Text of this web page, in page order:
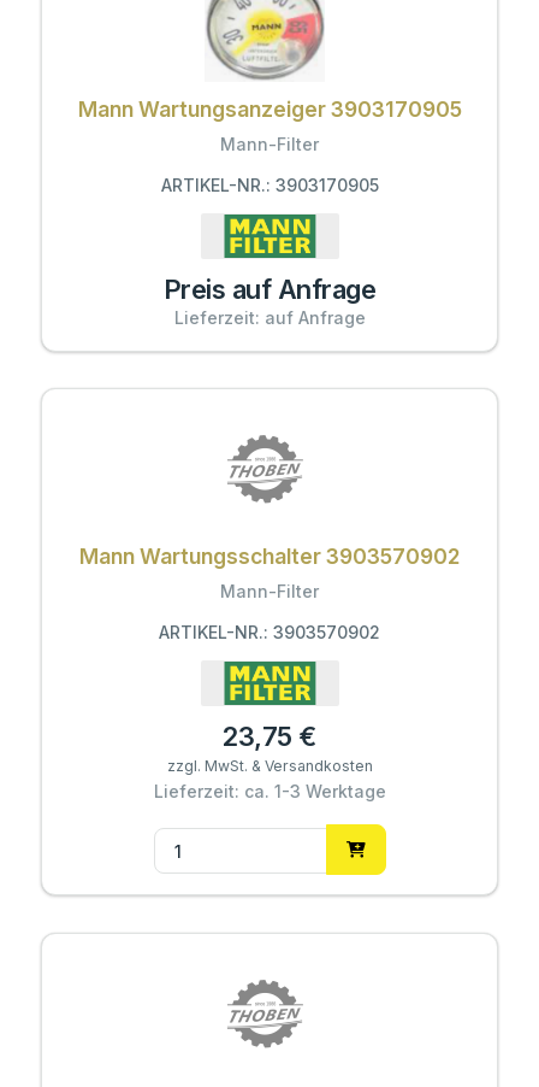
Mann Wartungsanzeiger 3903170905
Mann-Filter
ARTIKEL-NR.: 3903170905
Preis auf Anfrage
Lieferzeit: auf Anfrage
Mann Wartungsschalter 3903570902
Mann-Filter
ARTIKEL-NR.: 3903570902
23,75 €
zzgl. MwSt. & Versandkosten
Lieferzeit: ca. 1-3 Werktage